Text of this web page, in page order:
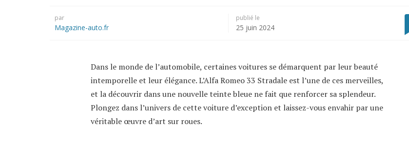
par
Magazine-auto.fr
publié le
25 juin 2024
Dans le monde de l’automobile, certaines voitures se démarquent par leur beauté
intemporelle et leur élégance. L’Alfa Romeo 33 Stradale est l’une de ces merveilles,
et la découvrir dans une nouvelle teinte bleue ne fait que renforcer sa splendeur.
Plongez dans l’univers de cette voiture d’exception et laissez-vous envahir par une
véritable œuvre d’art sur roues.